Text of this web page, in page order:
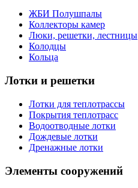
ЖБИ Полушпалы
Коллекторы камер
Люки, решетки, лестницы
Колодцы
Кольца
Лотки и решетки
Лотки для теплотрассы
Покрытия теплотрасс
Водоотводные лотки
Дождевые лотки
Дренажные лотки
Элементы сооружений